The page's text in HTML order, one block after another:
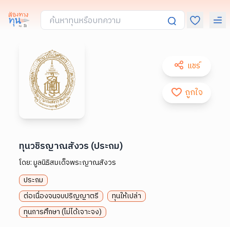
แชร์
ถูกใจ
ทุนวชิรญาณสังวร (ประถม)
โดย:มูลนิธิสมเด็จพระญาณสังวร
ประถม
ต่อเนื่องจนจบปริญญาตรี
ทุนให้เปล่า
ทุนการศึกษา (ไม่ได้เจาะจง)